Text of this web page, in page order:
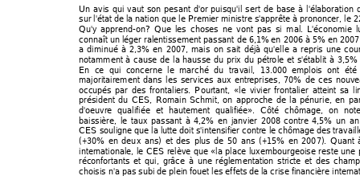
Un avis qui vaut son pesant d'or puisqu'il sert de base à l'élaboration
sur l'état de la nation que le Premier ministre s'apprête à prononcer, le
Qu'y apprend-on? Que les choses ne vont pas si mal. L'économie
connaît un léger ralentissement passant de 6,1% en 2006 à 5% en
a diminué à 2,3% en 2007, mais on sait déjà qu'elle a repris une
notamment à cause de la hausse du prix du pétrole et s'établit à
En ce qui concerne le marché du travail, 13.000 emplois ont
majoritairement dans les services aux entreprises, 70% de ces
occupés par des frontaliers. Pourtant, «le vivier frontalier atteint sa
président du CES, Romain Schmit, on approche de la pénurie, en
d'oeuvre qualifiée et hautement qualifiée». Côté chômage, on
baissière, le taux passant à 4,2% en janvier 2008 contre 4,5% un
CES souligne que la lutte doit s'intensifier contre le chômage des
(+30% en deux ans) et des plus de 50 ans (+15% en 2007).
internationale, le CES relève que «la place luxembourgeoise reste
réconfortants et qui, grâce à une réglementation stricte et des
choisis n'a pas subi de plein fouet les effets de la crise financière